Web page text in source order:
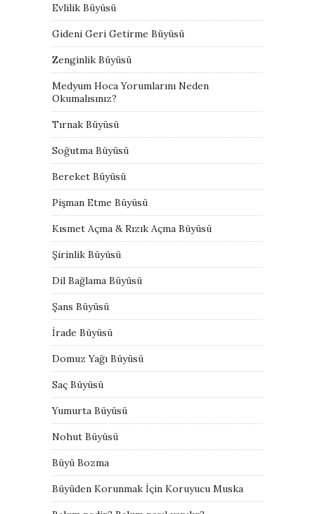
Evlilik Büyüsü
Gideni Geri Getirme Büyüsü
Zenginlik Büyüsü
Medyum Hoca Yorumlarını Neden
Okumalısınız?
Tırnak Büyüsü
Soğutma Büyüsü
Bereket Büyüsü
Pişman Etme Büyüsü
Kısmet Açma & Rızık Açma Büyüsü
Şirinlik Büyüsü
Dil Bağlama Büyüsü
Şans Büyüsü
İrade Büyüsü
Domuz Yağı Büyüsü
Saç Büyüsü
Yumurta Büyüsü
Nohut Büyüsü
Büyü Bozma
Büyüden Korunmak İçin Koruyucu Muska